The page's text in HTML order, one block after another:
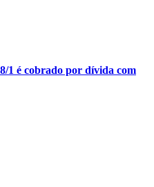
1 é cobrado por dívida com